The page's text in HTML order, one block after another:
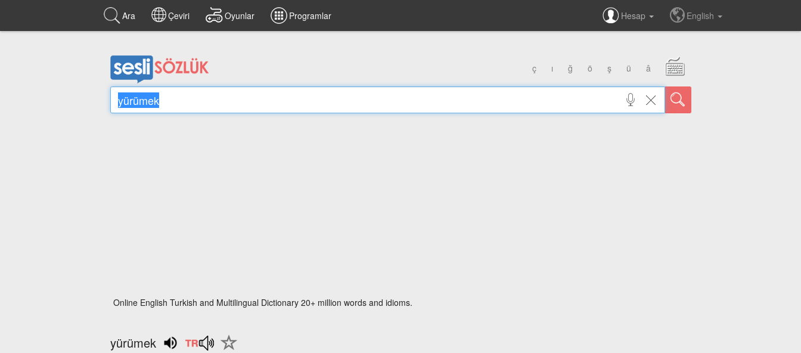
Ara Çeviri Oyunlar Programlar Hesap English
ç ı ğ ö ş ü â
Online English Turkish and Multilingual Dictionary 20+ million words and idioms.
yürümek